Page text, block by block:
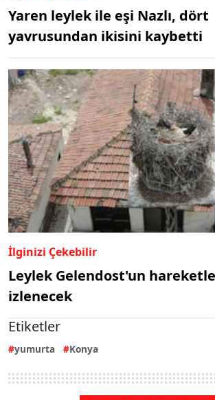
Yaren leylek ile eşi Nazlı, dört
yavrusundan ikisini kaybetti
İlginizi Çekebilir
Leylek Gelendost'un
izlenecek
Etiketler
yumurta Konya